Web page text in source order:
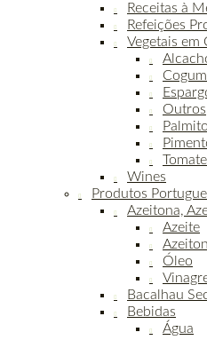
Receitas à
Refeições
Vegetais em
Outros
Palmito
Wines
Produtos
Azeitona,
Azeite
Óleo
Bacalhau
Bebidas
Água